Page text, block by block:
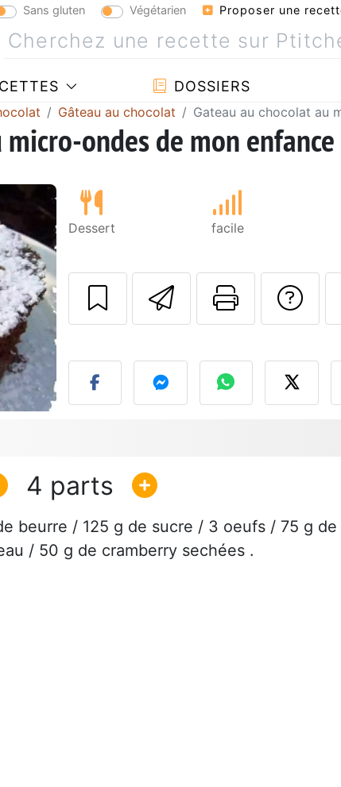
Sans gluten Végétarien Proposer une
DOSSIERS
Gâteau au chocolat Gateau au chocolat au
ondes de mon enfance
Suivant
Dessert facile
Envoyer
4
beurre / 125 g de sucre / 3 oeufs / 75 g de
/ 50 g de cramberry sechées .